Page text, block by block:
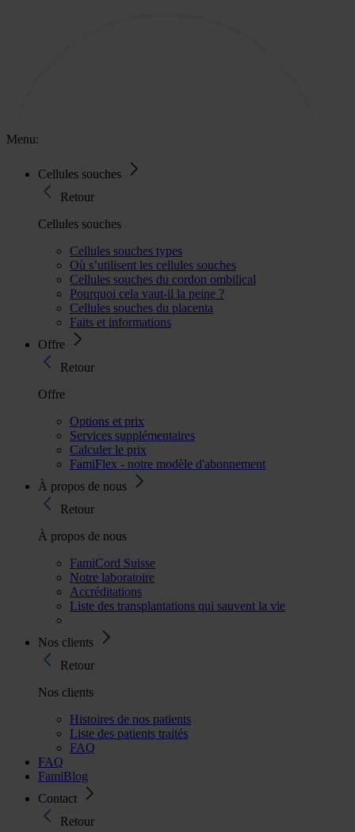
Menu:
Cellules souches
Retour
Cellules souches
Cellules souches types
Où s’utilisent les cellules souches
Cellules souches du cordon ombilical
Pourquoi cela vaut-il la peine ?
Cellules souches du placenta
Faits et informations
Offre
Retour
Offre
Options et prix
Services supplémentaires
Calculer le prix
FamiFlex - notre modèle d'abonnement
À propos de nous
Retour
À propos de nous
FamiCord Suisse
Notre laboratoire
Accréditations
Liste des transplantations qui sauvent la vie
Nos clients
Retour
Nos clients
Histoires de nos patients
Liste des patients traités
FAQ
FAQ
FamiBlog
Contact
Retour